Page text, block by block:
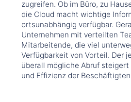
zugreifen. Ob im Büro, zu
die Cloud macht wichtige
ortsunabhängig verfügbar.
Unternehmen mit verteilten
Mitarbeitende, die viel
Verfügbarkeit von Vorteil. Der
überall mögliche Abruf
und Effizienz der